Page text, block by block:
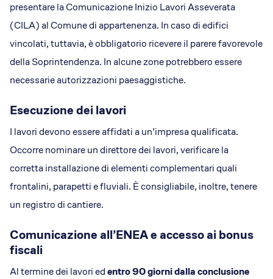
presentare la Comunicazione Inizio Lavori Asseverata
(CILA) al Comune di appartenenza. In caso di edifici
vincolati, tuttavia, è obbligatorio ricevere il parere favorevole
della Soprintendenza. In alcune zone potrebbero essere
necessarie autorizzazioni paesaggistiche.
Esecuzione dei lavori
I lavori devono essere affidati a un’impresa qualificata.
Occorre nominare un direttore dei lavori, verificare la
corretta installazione di elementi complementari quali
frontalini, parapetti e fluviali. È consigliabile, inoltre, tenere
un registro di cantiere.
Comunicazione all’ENEA e accesso ai bonus
fiscali
Al termine dei lavori edentro 90 giorni dalla conclusione